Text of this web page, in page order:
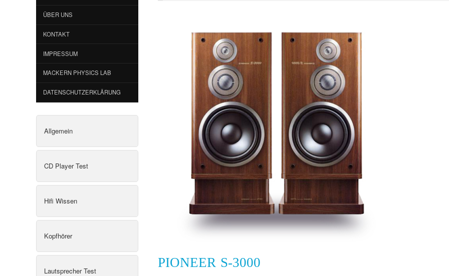
ÜBER UNS
KONTAKT
IMPRESSUM
MACKERN PHYSICS LAB
DATENSCHUTZERKLÄRUNG
Allgemein
CD Player Test
Hifi Wissen
Kopfhörer
Lautsprecher Test
PIONEER S-3000